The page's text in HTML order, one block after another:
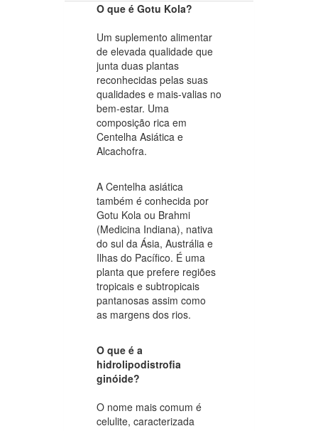
O que é Gotu Kola?
Um suplemento alimentar
de elevada qualidade que
junta duas plantas
reconhecidas pelas suas
qualidades e mais-valias no
bem-estar. Uma
composição rica em
Centelha Asiática e
Alcachofra.
A Centelha asiática
também é conhecida por
Gotu Kola ou Brahmi
(Medicina Indiana), nativa
do sul da Ásia, Austrália e
Ilhas do Pacífico. É uma
planta que prefere regiões
tropicais e subtropicais
pantanosas assim como
as margens dos rios.
O que é a
hidrolipodistrofia
ginóide?
O nome mais comum é
celulite, caracterizada